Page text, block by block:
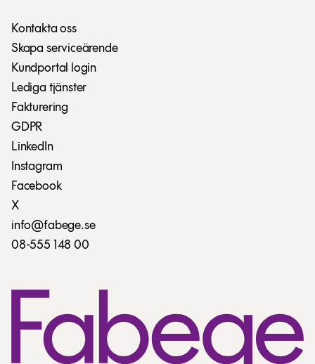
Kontakta oss
Skapa serviceärende
Kundportal login
Lediga tjänster
Fakturering
GDPR
LinkedIn
Instagram
Facebook
X
info@fabege.se
08-555 148 00